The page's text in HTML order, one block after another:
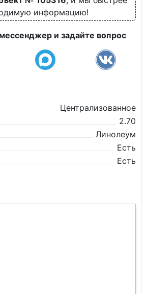
информацию!
и задайте вопрос
Централизованное
2.70
Линолеум
Есть
Есть